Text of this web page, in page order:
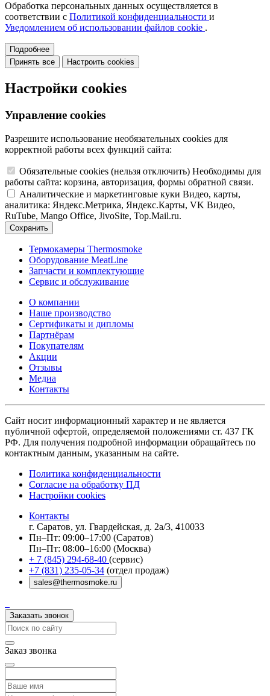
Обработка персональных данных осуществляется в
соответствии с Политикой конфиденциальности и
Уведомлением об использовании файлов cookie .
Подробнее
Принять все
Настроить cookies
Настройки cookies
Управление cookies
Разрешите использование необязательных cookies для
корректной работы всех функций сайта:
Обязательные cookies (нельзя отключить) Необходимы для
работы сайта: корзина, авторизация, формы обратной связи.
Аналитические и маркетинговые куки Видео, карты,
аналитика: Яндекс.Метрика, Яндекс.Карты, VK Видео,
RuTube, Mango Office, JivoSite, Top.Mail.ru.
Сохранить
Термокамеры Thermosmoke
Оборудование MeatLine
Запчасти и комплектующие
Сервис и обслуживание
О компании
Наше производство
Сертификаты и дипломы
Партнёрам
Покупателям
Акции
Отзывы
Медиа
Контакты
Сайт носит информационный характер и не является
публичной офертой, определяемой положениями ст. 437 ГК
РФ. Для получения подробной информации обращайтесь по
контактным данным, указанным на сайте.
Политика конфиденциальности
Согласие на обработку ПД
Настройки cookies
Контакты
г. Саратов, ул. Гвардейская, д. 2а/3, 410033
Пн–Пт: 09:00–17:00 (Саратов)
Пн–Пт: 08:00–16:00 (Москва)
+ 7 (845) 294-68-40 (сервис)
+7 (831) 235-05-34 (отдел продаж)
sales@thermosmoke.ru
Заказать звонок
Заказ звонка